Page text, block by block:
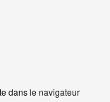
dans le navigateur